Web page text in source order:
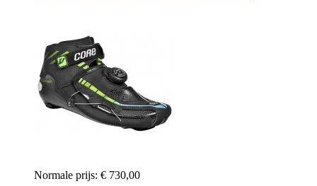
Normale prijs: € 730,00